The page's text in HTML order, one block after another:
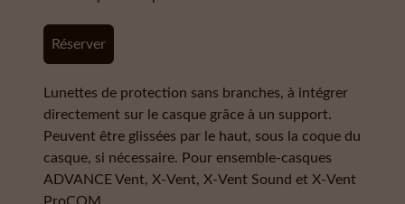
Réserver
Lunettes de protection sans branches, à intégrer
directement sur le casque grâce à un support.
Peuvent être glissées par le haut, sous la coque du
casque, si nécessaire. Pour ensemble-casques
ADVANCE Vent, X-Vent, X-Vent Sound et X-Vent